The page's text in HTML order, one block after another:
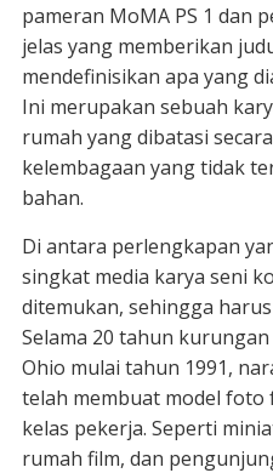
pameran MoMA PS 1 dan
jelas yang memberikan
mendefinisikan apa yang
Ini merupakan sebuah
rumah yang dibatasi
kelembagaan yang tidak
bahan.
Di antara perlengkapan
singkat media karya seni
ditemukan, sehingga
Selama 20 tahun
Ohio mulai tahun 1991,
telah membuat model foto
kelas pekerja. Seperti
rumah film, dan